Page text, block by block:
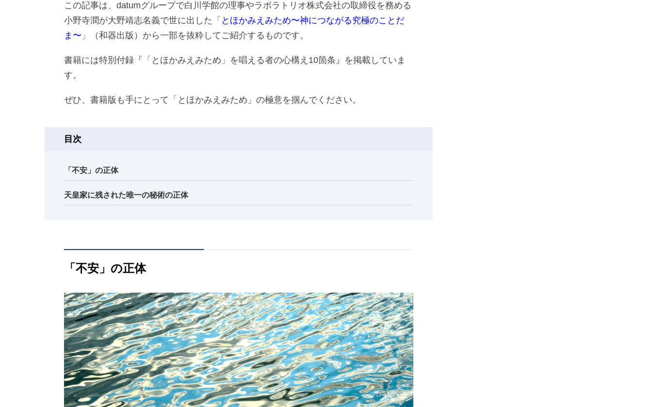
この記事は、datumグループで白川学館の理事やラボラトリオ株式会社の取締役を務める
小野寺潤が大野靖志名義で世に出した「 とほかみえみため〜神につながる究極のことだ
ま〜 」（和器出版）から一部を抜粋してご紹介するものです。
書籍には特別付録『「とほかみえみため」を唱える者の心構え10箇条』を掲載していま
す。
ぜひ、書籍版も手にとって「とほかみえみため」の極意を掴んでください。
目次
「不安」の正体
天皇家に残された唯一の秘術の正体
「不安」の正体